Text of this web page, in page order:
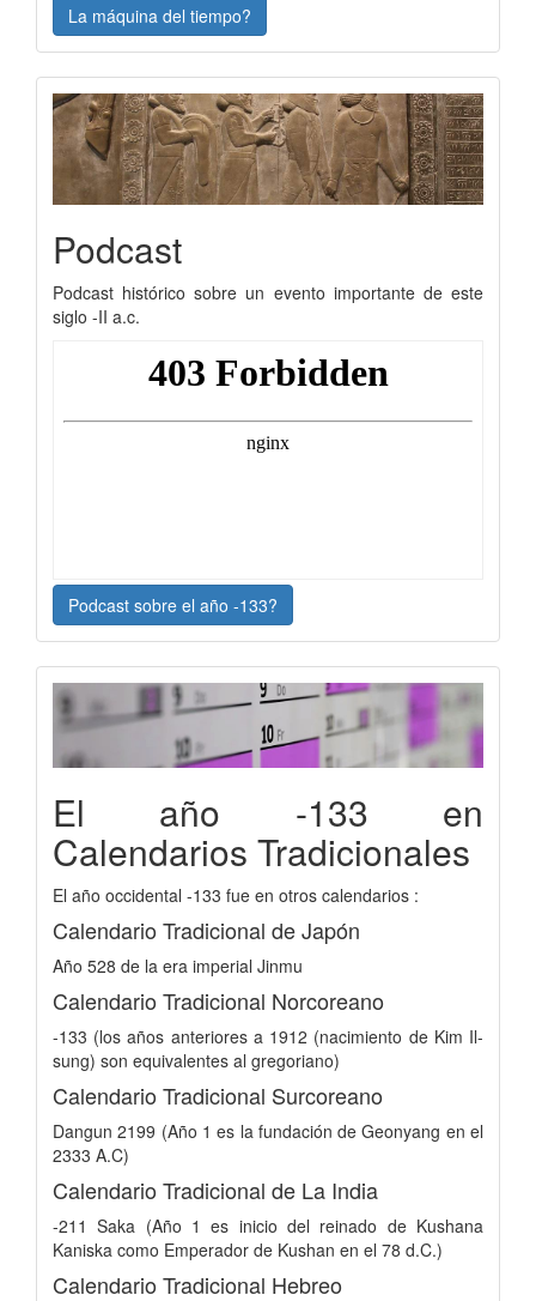
La máquina del tiempo?
Podcast
Podcast histórico sobre un evento importante de este
siglo -II a.c.
Podcast sobre el año -133?
El año -133 en
Calendarios Tradicionales
El año occidental -133 fue en otros calendarios :
Calendario Tradicional de Japón
Año 528 de la era imperial Jinmu
Calendario Tradicional Norcoreano
-133 (los años anteriores a 1912 (nacimiento de Kim Il-
sung) son equivalentes al gregoriano)
Calendario Tradicional Surcoreano
Dangun 2199 (Año 1 es la fundación de Geonyang en el
2333 A.C)
Calendario Tradicional de La India
-211 Saka (Año 1 es inicio del reinado de Kushana
Kaniska como Emperador de Kushan en el 78 d.C.)
Calendario Tradicional Hebreo